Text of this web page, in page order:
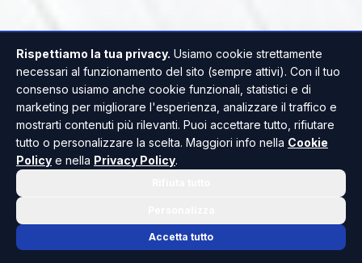
Rispettiamo la tua privacy. Usiamo cookie strettamente
necessari al funzionamento del sito (sempre attivi). Con il tuo
consenso usiamo anche cookie funzionali, statistici e di
marketing per migliorare l'esperienza, analizzare il traffico e
mostrarti contenuti più rilevanti. Puoi accettare tutto, rifiutare
tutto o personalizzare la scelta. Maggiori info nella Cookie
Policy e nella Privacy Policy.
Accetta tutto